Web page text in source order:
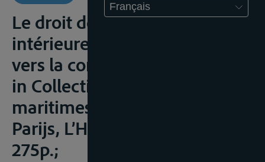
Français
Le droit de navigation
intérieure en Afrique centrale :
vers la communautarisation,
in Collection « Affaires
maritimes et Transports »,
Parijs, L’Harmatton, 2012,
275p.;